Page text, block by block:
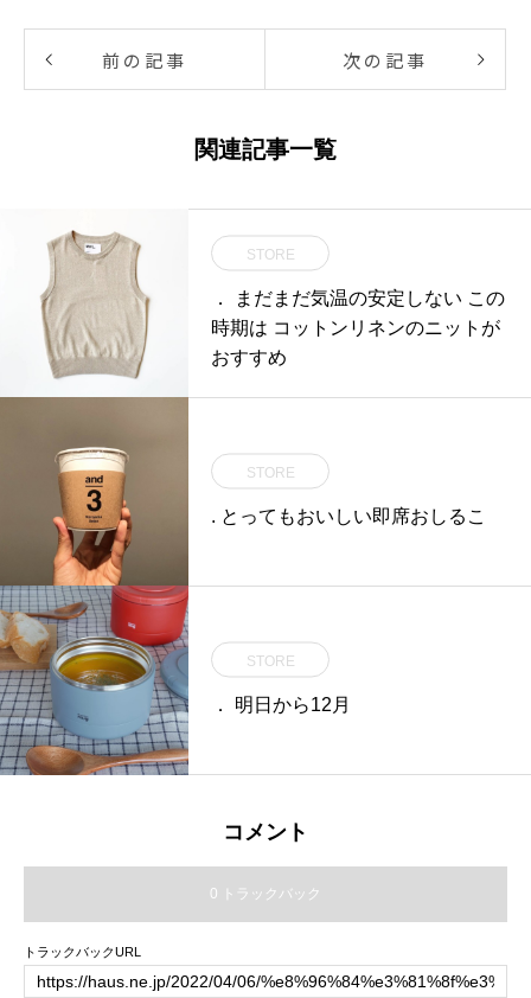
前の記事 次の記事
関連記事一覧
STORE
． まだまだ気温の安定しない この
時期は コットンリネンのニットが
おすすめ
STORE
. とってもおいしい即席おしるこ
STORE
． 明日から12月
コメント
0 トラックバック
トラックバックURL